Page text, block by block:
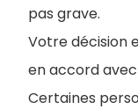
pas grave.
Votre décision
en accord
Certaines